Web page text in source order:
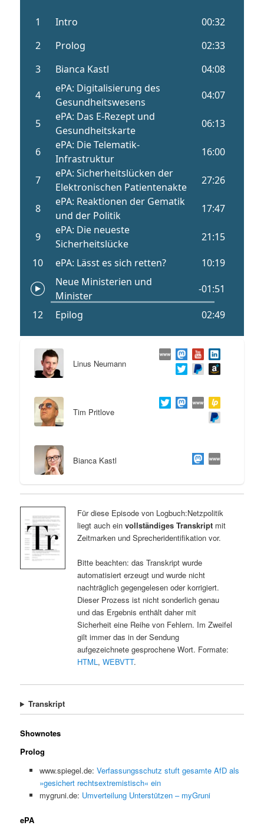
Linus Neumann
Tim Pritlove
Bianca Kastl
Für diese Episode von Logbuch:Netzpolitik
liegt auch ein vollständiges Transkriptmit
Zeitmarken und Sprecheridentifikation vor.
Bitte beachten: das Transkript wurde
automatisiert erzeugt und wurde nicht
nachträglich gegengelesen oder korrigiert.
Dieser Prozess ist nicht sonderlich genau
und das Ergebnis enthält daher mit
Sicherheit eine Reihe von Fehlern. Im Zweifel
gilt immer das in der Sendung
aufgezeichnete gesprochene Wort. Formate:
HTML, WEBVTT.
Transkript
Shownotes
Prolog
www.spiegel.de: Verfassungsschutz stuft gesamte AfD als
»gesichert rechtsextremistisch« ein
mygruni.de: Umverteilung Unterstützen – myGruni
ePA